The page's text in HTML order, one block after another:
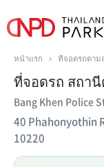
หน้าแรก › ที่จอดรถตาม
ที่จอดรถ สถา
Bang Khen Police
40 Phahonyothin
10220